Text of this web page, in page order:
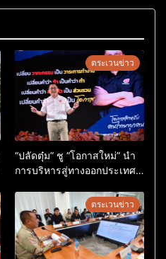
ตระเวนข่าว
“ปลัดตุ๋ม” ชู “โอกาสใหม่” นำ
การบริหารสู่ทางออกประเทศ
ตระเวนข่าว